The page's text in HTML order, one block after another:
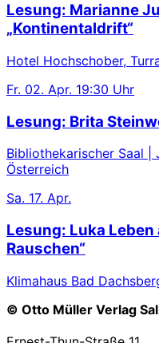
Lesung: Marianne
„Kontinentaldrift“
Hotel Hochschober,
Fr. 02. Apr. 19:30 Uhr
Lesung: Brita
Bibliothekarischer Saal
Österreich
Sa. 17. Apr.
Lesung: Luka
Rauschen“
Klimahaus Bad
© Otto Müller Verlag